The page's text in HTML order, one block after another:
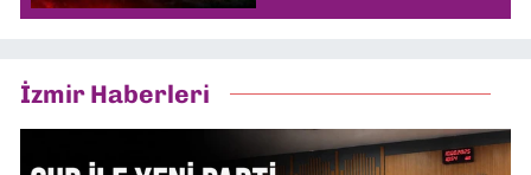
İzmir Haberleri